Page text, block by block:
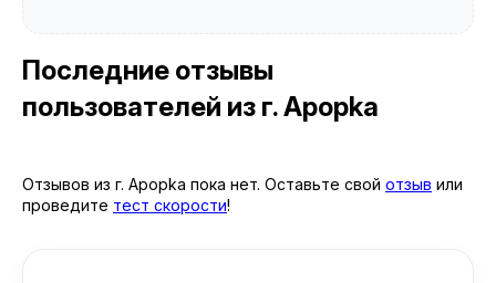
Последние отзывы
пользователей из г. Apopka
Отзывов из г. Apopka пока нет. Оставьте свой отзыв или
проведите тест скорости!